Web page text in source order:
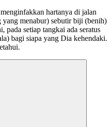
hartanya di jalan
menabur) sebutir biji (benih)
pada setiap tangkai ada seratus
bagi siapa yang Dia kehendaki.